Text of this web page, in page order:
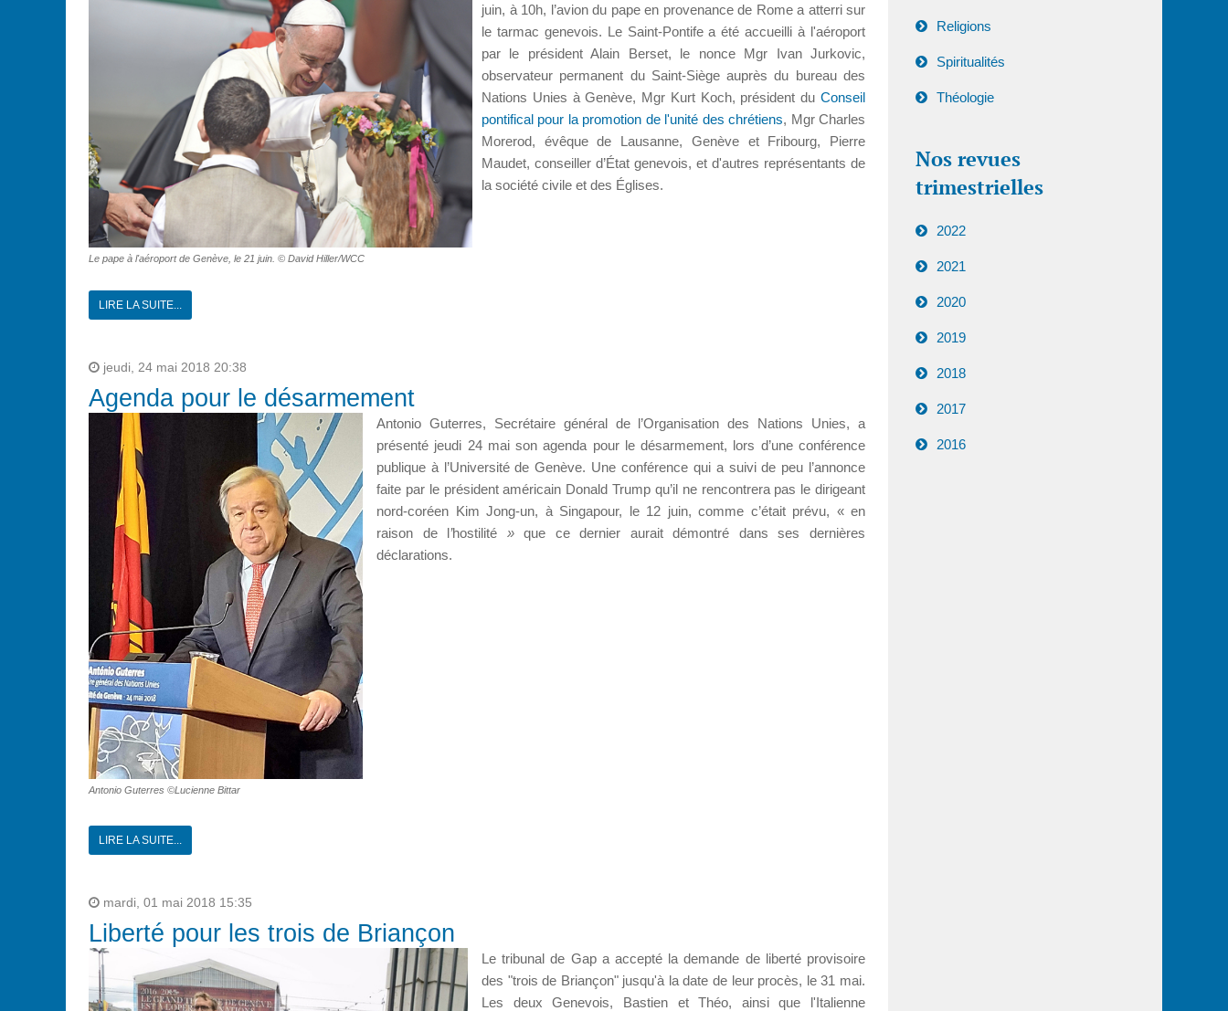
Le pape à l'aéroport de Genève, le 21 juin. © David Hiller/WCC
juin, à 10h, l’avion du pape en provenance de Rome a atterri sur
le tarmac genevois. Le Saint-Pontife a été accueilli à l'aéroport
par le président Alain Berset, le nonce Mgr Ivan Jurkovic,
observateur permanent du Saint-Siège auprès du bureau des
Nations Unies à Genève, Mgr Kurt Koch, président du Conseil
pontifical pour la promotion de l'unité des chrétiens, Mgr Charles
Morerod, évêque de Lausanne, Genève et Fribourg, Pierre
Maudet, conseiller d’État genevois, et d'autres représentants de
la société civile et des Églises.
LIRE LA SUITE...
jeudi, 24 mai 2018 20:38
Agenda pour le désarmement
Antonio Guterres ©Lucienne Bittar
Antonio Guterres, Secrétaire général de l’Organisation des Nations Unies, a
présenté jeudi 24 mai son agenda pour le désarmement, lors d’une conférence
publique à l’Université de Genève. Une conférence qui a suivi de peu l’annonce
faite par le président américain Donald Trump qu’il ne rencontrera pas le dirigeant
nord-coréen Kim Jong-un, à Singapour, le 12 juin, comme c’était prévu, « en
raison de l’hostilité »que ce dernier aurait démontré dans ses dernières
déclarations.
LIRE LA SUITE...
mardi, 01 mai 2018 15:35
Liberté pour les trois de Briançon
Le tribunal de Gap a accepté la demande de liberté provisoire
des "trois de Briançon" jusqu'à la date de leur procès, le 31 mai.
Les deux Genevois, Bastien et Théo, ainsi que l'Italienne
Religions
Spiritualités
Théologie
Nos revues
trimestrielles
2022
2021
2020
2019
2018
2017
2016